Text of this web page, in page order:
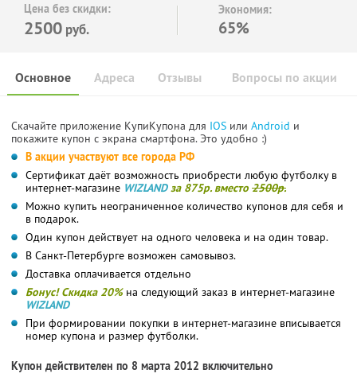
Цена без скидки:
2500 руб.
Экономия:
65%
Основное Отзывы Вопросы по акции
Адреса
Скачайте приложение КупиКупона для IOS или Android и
покажите купон с экрана смартфона. Это удобно :)
В акции участвуют все города РФ
Сертификат даёт возможность приобрести любую футболку в
интернет-магазине WIZLAND за 875р. вместо 2500р.
Можно купить неограниченное количество купонов для себя и
в подарок.
Один купон действует на одного человека и на один товар.
В Санкт-Петербурге возможен самовывоз.
Доставка оплачивается отдельно
Бонус! Скидка 20%на следующий заказ в интернет-магазине
WIZLAND
При формировании покупки в интернет-магазине вписывается
номер купона и размер футболки.
Купон действителен по 8 марта 2012 включительно